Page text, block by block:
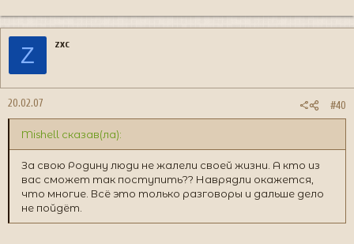
Z zxc
20.02.07 #40
Mishell сказав(ла):
За свою Родину люди не жалели своей жизни. А кто из
вас сможет так поступить?? Наврядли окажется,
что многие. Всё это только разговоры и дальше дело
не пойдёт.